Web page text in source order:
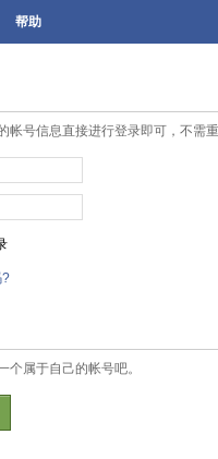
帮助
帐号信息直接进行登录即可，不需
?
属于自己的帐号吧。